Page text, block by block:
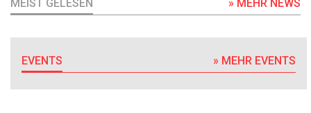
MEIST GELESEN » MEHR NEWS
EVENTS » MEHR EVENTS